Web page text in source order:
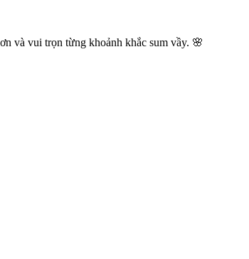
và vui trọn từng khoảnh khắc sum vầy. 🌸